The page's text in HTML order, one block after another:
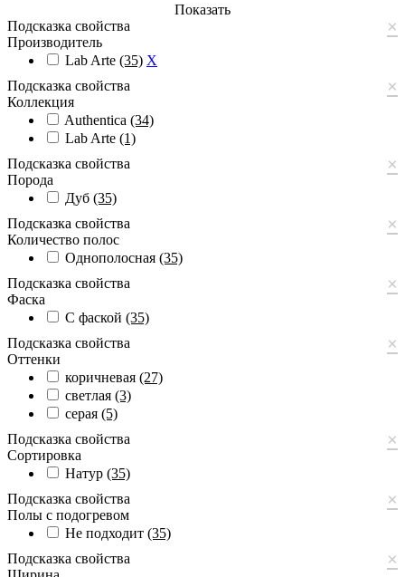
Показать
Подсказка свойства
×
Производитель
Lab Arte (35) X
Подсказка свойства
×
Коллекция
Authentica (34)
Lab Arte (1)
Подсказка свойства
×
Порода
Дуб (35)
Подсказка свойства
×
Количество полос
Однополосная (35)
Подсказка свойства
×
Фаска
С фаской (35)
Подсказка свойства
×
Оттенки
коричневая (27)
светлая (3)
серая (5)
Подсказка свойства
×
Сортировка
Натур (35)
Подсказка свойства
×
Полы с подогревом
Не подходит (35)
Подсказка свойства
×